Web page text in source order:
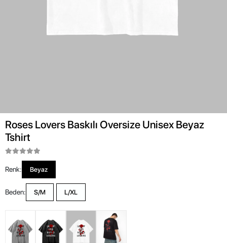
Roses Lovers Baskılı Oversize Unisex Beyaz
Tshirt
Renk: Beyaz
Beden: S/M L/XL